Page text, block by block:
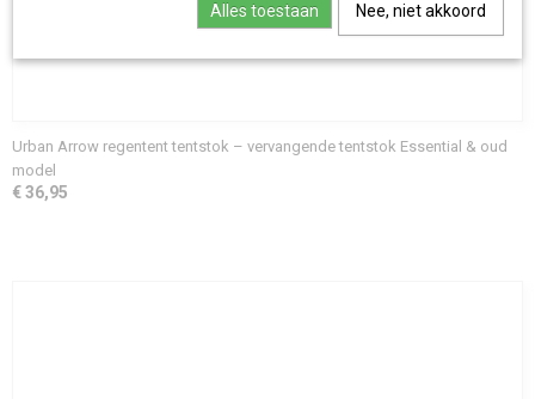
Urban Arrow regentent tentstok – vervangende tentstok Essential & oud
model
€ 36,95
Alles toestaan Nee, niet akkoord